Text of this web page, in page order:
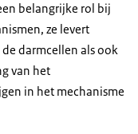
belangrijke rol bij
ze levert
darmcellen als ook
van het
in het mechanisme